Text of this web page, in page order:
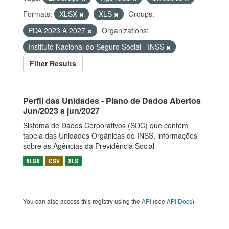
Formats:
XLSX XLS
Groups:
PDA 2023 A 2027
Organizations:
Instituto Nacional do Seguro Social - INSS
Filter Results
Perfil das Unidades - Plano de Dados Abertos
Jun/2023 a jun/2027
Sistema de Dados Corporativos (SDC) que contém
tabela das Unidades Orgânicas do INSS, informações
sobre as Agências da Previdência Social
XLSX CSV XLS
You can also access this registry using the API (see API Docs).